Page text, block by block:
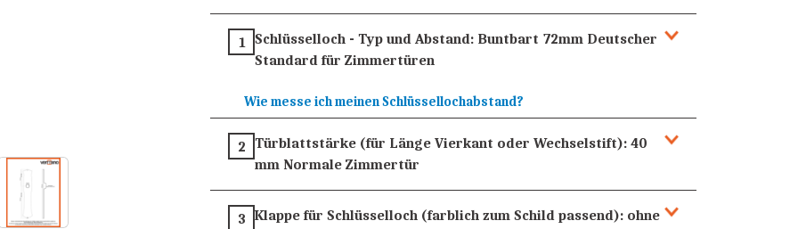
1 Schlüsselloch - Typ und Abstand: Buntbart 72mm Deutscher
Standard für Zimmertüren
Wie messe ich meinen Schlüssellochabstand?
2 Türblattstärke (für Länge Vierkant oder Wechselstift): 40
mm Normale Zimmertür
3 Klappe für Schlüsselloch (farblich zum Schild passend): ohne